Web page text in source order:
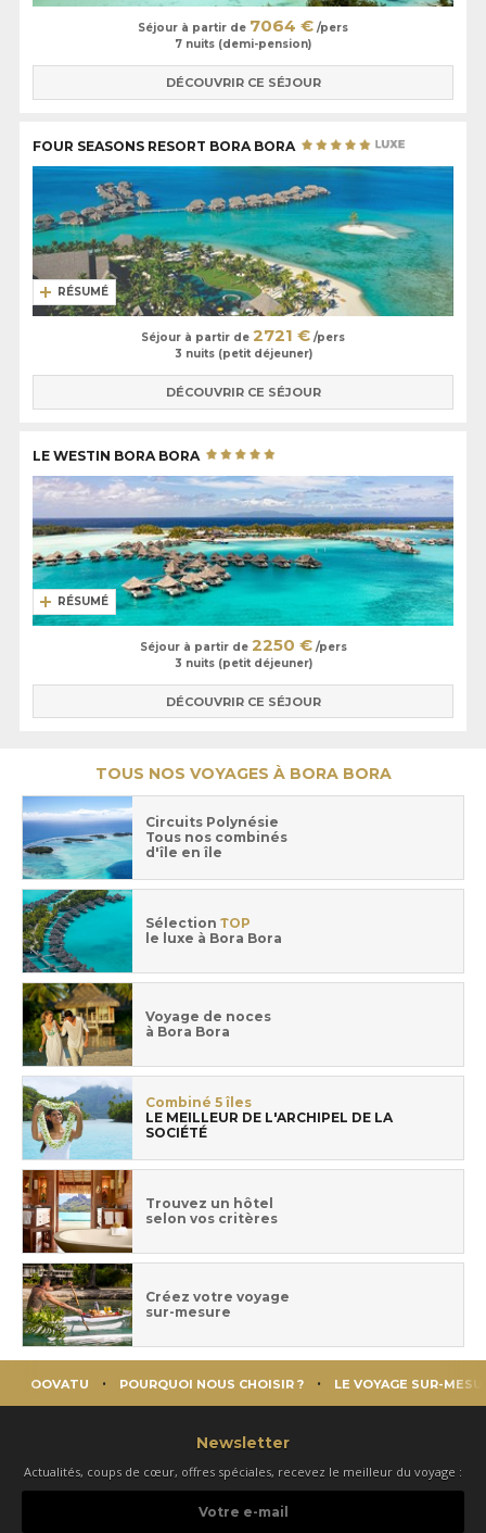
Séjour à partir de 7064 € /pers
7 nuits (demi-pension)
DÉCOUVRIR CE SÉJOUR
FOUR SEASONS RESORT BORA BORA
RÉSUMÉ
Séjour à partir de 2721 € /pers
3 nuits (petit déjeuner)
DÉCOUVRIR CE SÉJOUR
LE WESTIN BORA BORA
RÉSUMÉ
Séjour à partir de 2250 €/pers
3 nuits (petit déjeuner)
DÉCOUVRIR CE SÉJOUR
TOUS NOS VOYAGES À BORA BORA
Circuits Polynésie
Tous nos combinés
d'île en île
Sélection TOP
le luxe à Bora Bora
Voyage de noces
à Bora Bora
Combiné 5 îles
LE MEILLEUR DE L'ARCHIPEL DE LA
SOCIÉTÉ
Trouvez un hôtel
selon vos critères
Créez votre voyage
sur-mesure
OOVATU POURQUOI NOUS CHOISIR ? LE VOYAGE SUR-
Newsletter
Actualités, coups de cœur, offres spéciales, recevez le meilleur du voyage :
e-